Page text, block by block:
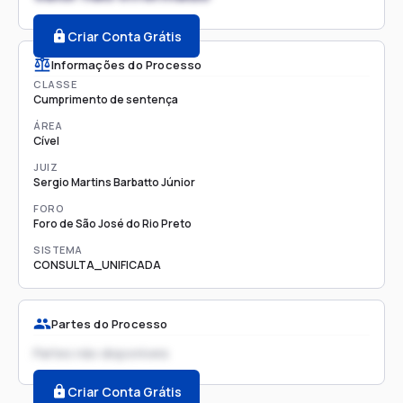
Criar Conta Grátis
Informações do Processo
CLASSE
Cumprimento de sentença
ÁREA
Cível
JUIZ
Sergio Martins Barbatto Júnior
FORO
Foro de São José do Rio Preto
SISTEMA
CONSULTA_UNIFICADA
Partes do Processo
Partes não disponíveis
Criar Conta Grátis